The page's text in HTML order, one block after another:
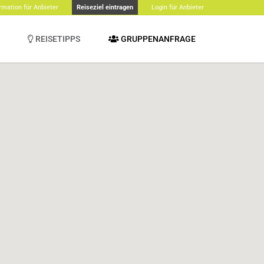
für Anbieter Reiseziel eintragen Login für Anbieter
REISETIPPS GRUPPENANFRAGE